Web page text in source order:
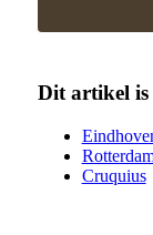
Dit artikel is
Cruquius